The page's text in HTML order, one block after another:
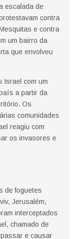
escalada de
contra
e contra
um bairro da
que envolveu
Israel com um
a partir da
Os
comunidades
reagiu com
os invasores e
de foguetes
Jerusalém,
interceptados
chamado de
e causar